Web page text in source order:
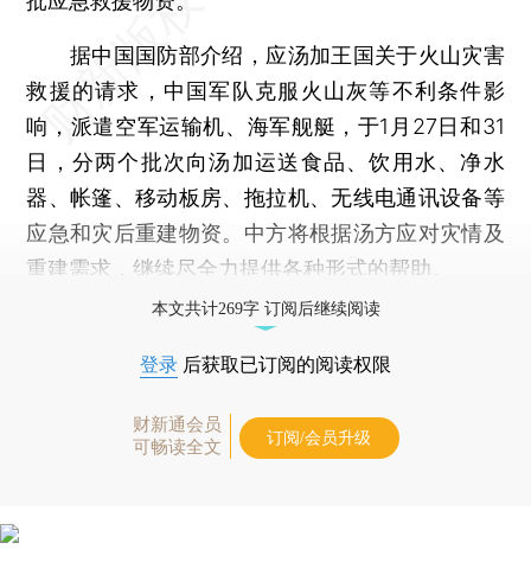
据中国国防部介绍，应汤加王国关于火山灾害
救援的请求，中国军队克服火山灰等不利条件影
响，派遣空军运输机、海军舰艇，于1月27日和31
日，分两个批次向汤加运送食品、饮用水、净水
器、帐篷、移动板房、拖拉机、无线电通讯设备等
应急和灾后重建物资。中方将根据汤方应对灾情及
重建需求，继续尽全力提供各种形式的帮助。
本文共计269字 订阅后继续阅读
登录 后获取已订阅的阅读权限
财新通会员
可畅读全文
订阅/会员升级